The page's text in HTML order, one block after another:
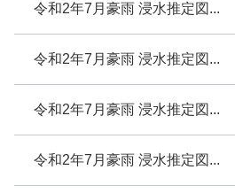
令和2年7月豪雨 浸水推定図...
令和2年7月豪雨 浸水推定図...
令和2年7月豪雨 浸水推定図...
令和2年7月豪雨 浸水推定図...